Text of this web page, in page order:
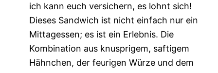
ich kann euch versichern, es lohnt sich!
Dieses Sandwich ist nicht einfach nur ein
Mittagessen; es ist ein Erlebnis. Die
Kombination aus knusprigem, saftigem
Hähnchen, der feurigen Würze und dem